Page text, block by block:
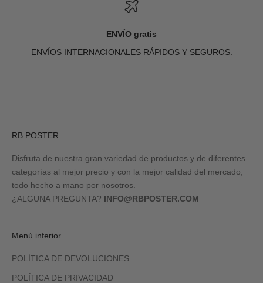
ENVÍO gratis
ENVÍOS INTERNACIONALES RÁPIDOS Y SEGUROS.
RB POSTER
Disfruta de nuestra gran variedad de productos y de diferentes
categorías al mejor precio y con la mejor calidad del mercado,
todo hecho a mano por nosotros.
¿ALGUNA PREGUNTA? INFO@RBPOSTER.COM
Menú inferior
POLÍTICA DE DEVOLUCIONES
POLÍTICA DE PRIVACIDAD